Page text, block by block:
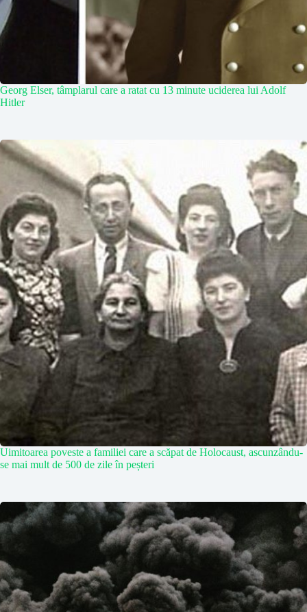
Georg Elser, tâmplarul care a ratat cu 13 minute uciderea lui Adolf
Hitler
Uimitoarea poveste a familiei care a scăpat de Holocaust, ascunzându-
se mai mult de 500 de zile în peșteri